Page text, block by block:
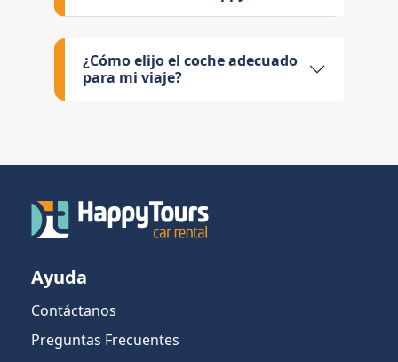
¿Cómo elijo el coche adecuado
para mi viaje?
Ayuda
Contáctanos
Preguntas Frecuentes